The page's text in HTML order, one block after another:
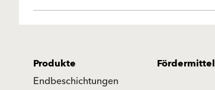
Produkte
Endbeschichtungen
Fördermittel